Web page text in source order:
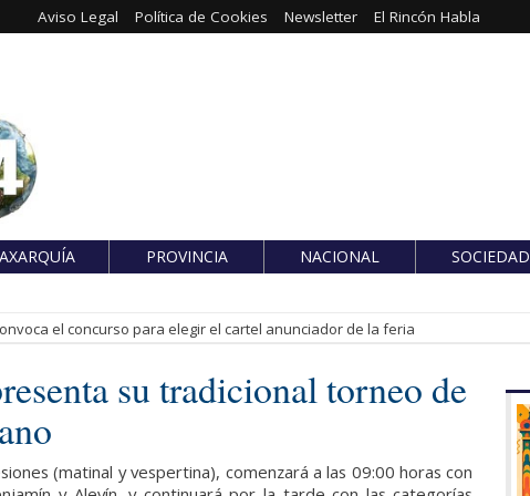
Aviso Legal Política de Cookies Newsletter El Rincón Habla
AXARQUÍA PROVINCIA NACIONAL SOCIEDAD
el concurso para elegir el cartel anunciador de la feria
su tradicional torneo de
(matinal y vespertina), comenzará a las 09:00 horas con